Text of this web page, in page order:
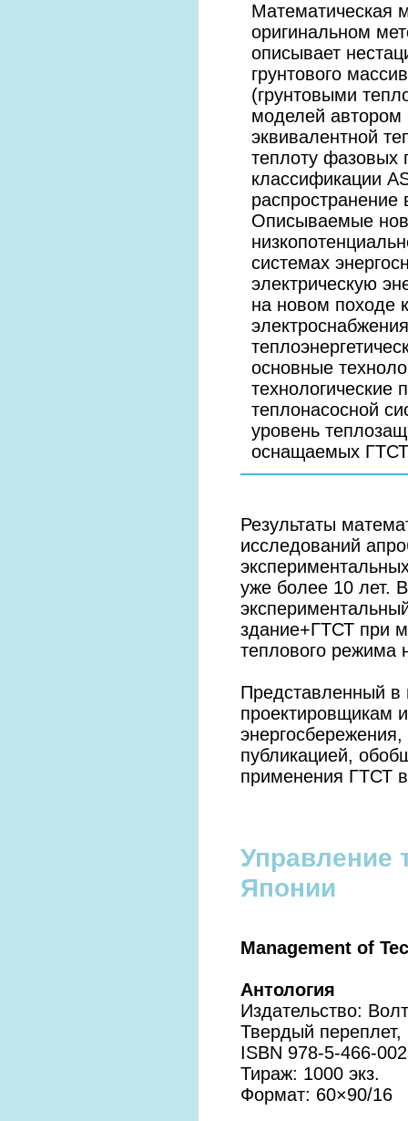
Математическая
оригинальном
описывает
грунтового
(грунтовыми
моделей
эквивалентной
теплоту фазовых
классификации
Описываемые
системах
электрическую
на новом походе
основные
технологические
теплонасосной
уровень
оснащаемых
Результаты
исследований
уже более 10 лет.
здание+ГТСТ при
теплового режима
Представленный в
проектировщикам
публикацией,
применения ГТСТ
Управление
Японии
Management of
Антология
Издательство:
Твердый переплет,
ISBN 978-5-466-
Тираж: 1000 экз.
Формат: 60×90/16